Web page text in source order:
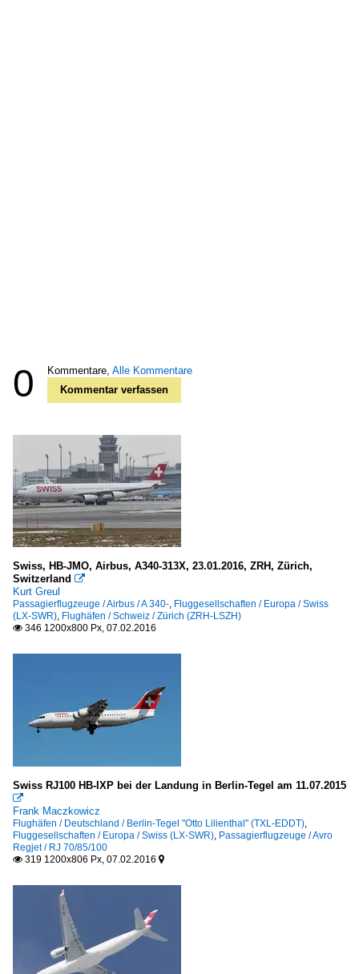
0 Kommentare, Alle Kommentare
Kommentar verfassen
Swiss, HB-JMO, Airbus, A340-313X, 23.01.2016, ZRH, Zürich,
Switzerland 
Kurt Greul
Passagierflugzeuge / Airbus / A 340-, Fluggesellschaften / Europa / Swiss
(LX-SWR), Flughäfen / Schweiz / Zürich (ZRH-LSZH)
 346 1200x800 Px, 07.02.2016
Swiss RJ100 HB-IXP bei der Landung in Berlin-Tegel am 11.07.2015

Frank Maczkowicz
Flughäfen / Deutschland / Berlin-Tegel "Otto Lilienthal" (TXL-EDDT),
Fluggesellschaften / Europa / Swiss (LX-SWR), Passagierflugzeuge / Avro
Regjet / RJ 70/85/100
 319 1200x806 Px, 07.02.2016 